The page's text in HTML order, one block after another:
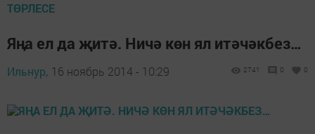
ТӨРЛЕСЕ
Яӊа ел да җитә. Ничә көн ял итәчәкбез…
Ильнур, 16 ноябрь 2014 - 10:29 2741 0 0